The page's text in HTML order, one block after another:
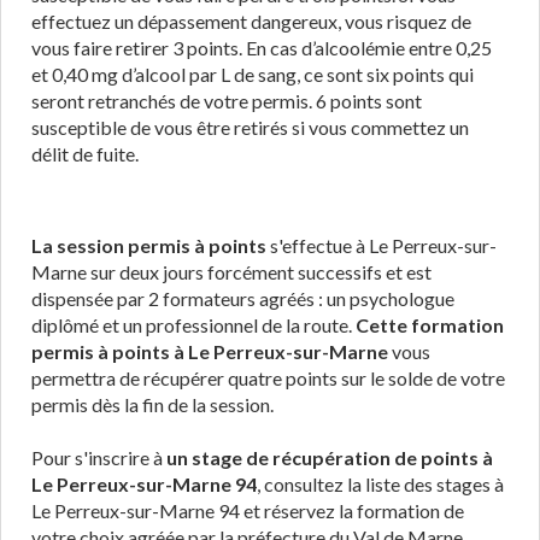
effectuez un dépassement dangereux, vous risquez de
vous faire retirer 3 points. En cas d’alcoolémie entre 0,25
et 0,40 mg d’alcool par L de sang, ce sont six points qui
seront retranchés de votre permis. 6 points sont
susceptible de vous être retirés si vous commettez un
délit de fuite.
La session permis à points s'effectue à Le Perreux-sur-
Marne sur deux jours forcément successifs et est
dispensée par 2 formateurs agréés : un psychologue
diplômé et un professionnel de la route. Cette formation
permis à points à Le Perreux-sur-Marnevous
permettra de récupérer quatre points sur le solde de votre
permis dès la fin de la session.
Pour s'inscrire à un stage de récupération de points à
Le Perreux-sur-Marne 94, consultez la liste des stages à
Le Perreux-sur-Marne 94 et réservez la formation de